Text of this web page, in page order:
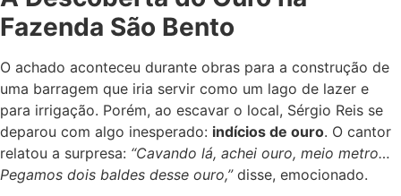
Fazenda São Bento
O achado aconteceu durante obras para a construção de
uma barragem que iria servir como um lago de lazer e
para irrigação. Porém, ao escavar o local, Sérgio Reis se
deparou com algo inesperado: indícios de ouro. O cantor
relatou a surpresa: “Cavando lá, achei ouro, meio metro…
Pegamos dois baldes desse ouro,”disse, emocionado.